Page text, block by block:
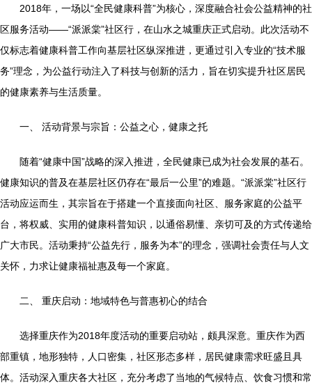
2018年，一场以“全民健康科普”为核心，深度融合社会公益精神的社
区服务活动——“派派棠”社区行，在山水之城重庆正式启动。此次活动不
仅标志着健康科普工作向基层社区纵深推进，更通过引入专业的“技术服
务”理念，为公益行动注入了科技与创新的活力，旨在切实提升社区居民
的健康素养与生活质量。
一、 活动背景与宗旨：公益之心，健康之托
随着“健康中国”战略的深入推进，全民健康已成为社会发展的基石。
健康知识的普及在基层社区仍存在“最后一公里”的难题。“派派棠”社区行
活动应运而生，其宗旨在于搭建一个直接面向社区、服务家庭的公益平
台，将权威、实用的健康科普知识，以通俗易懂、亲切可及的方式传递给
广大市民。活动秉持“公益先行，服务为本”的理念，强调社会责任与人文
关怀，力求让健康福祉惠及每一个家庭。
二、 重庆启动：地域特色与普惠初心的结合
选择重庆作为2018年度活动的重要启动站，颇具深意。重庆作为西
部重镇，地形独特，人口密集，社区形态多样，居民健康需求旺盛且具
体。活动深入重庆各大社区，充分考虑了当地的气候特点、饮食习惯和常